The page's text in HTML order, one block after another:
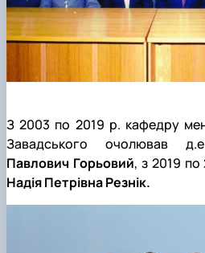
З 2003 по 2019 р. кафедру
Завадського очолював
Павлович Горьовий, з 2019
Надія Петрівна Резнік.